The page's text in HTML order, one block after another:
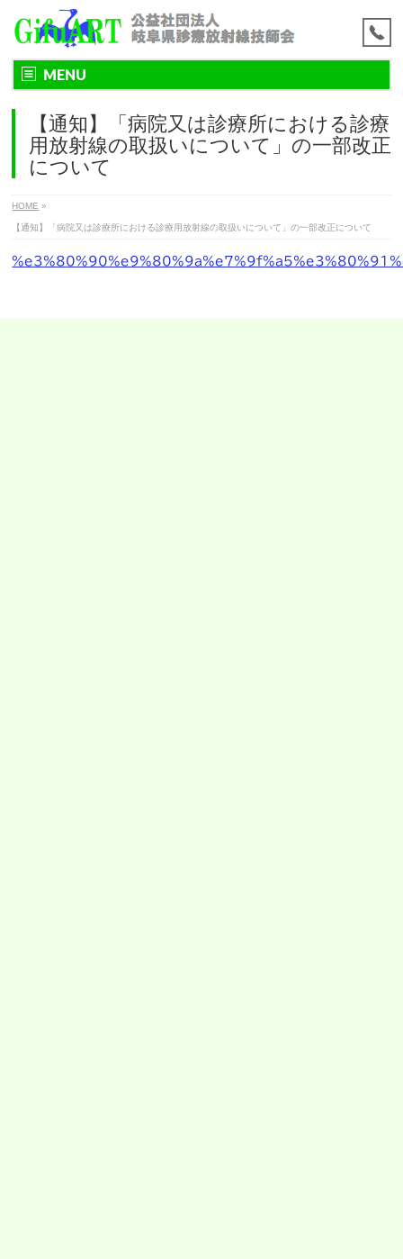
MENU
【通知】「病院又は診療所における診療
用放射線の取扱いについて」の一部改正
について
HOME »
【通知】「病院又は診療所における診療用放射線の取扱いについて」の一部改正について